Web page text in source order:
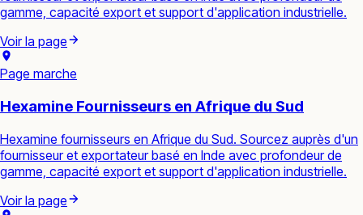
gamme, capacité export et support d'application industrielle.
Voir la page
Page marche
Hexamine Fournisseurs en Afrique du Sud
Hexamine fournisseurs en Afrique du Sud. Sourcez auprès d'un
fournisseur et exportateur basé en Inde avec profondeur de
gamme, capacité export et support d'application industrielle.
Voir la page